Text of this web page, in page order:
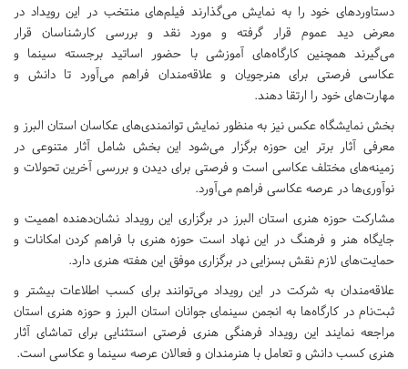
دستاوردهای خود را به نمایش می‌گذارند فیلم‌های منتخب در این رویداد در
معرض دید عموم قرار گرفته و مورد نقد و بررسی کارشناسان قرار
می‌گیرند همچنین کارگاه‌های آموزشی با حضور اساتید برجسته سینما و
عکاسی فرصتی برای هنرجویان و علاقه‌مندان فراهم می‌آورد تا دانش و
مهارت‌های خود را ارتقا دهند.
بخش نمایشگاه عکس نیز به منظور نمایش توانمندی‌های عکاسان استان البرز و
معرفی آثار برتر این حوزه برگزار می‌شود این بخش شامل آثار متنوعی در
زمینه‌های مختلف عکاسی است و فرصتی برای دیدن و بررسی آخرین تحولات و
نوآوری‌ها در عرصه عکاسی فراهم می‌آورد.
مشارکت حوزه هنری استان البرز در برگزاری این رویداد نشان‌دهنده اهمیت و
جایگاه هنر و فرهنگ در این نهاد است حوزه هنری با فراهم کردن امکانات و
حمایت‌های لازم نقش بسزایی در برگزاری موفق این هفته هنری دارد.
علاقه‌مندان به شرکت در این رویداد می‌توانند برای کسب اطلاعات بیشتر و
ثبت‌نام در کارگاه‌ها به انجمن سینمای جوانان استان البرز و حوزه هنری استان
مراجعه نمایند این رویداد فرهنگی هنری فرصتی استثنایی برای تماشای آثار
هنری کسب دانش و تعامل با هنرمندان و فعالان عرصه سینما و عکاسی است.